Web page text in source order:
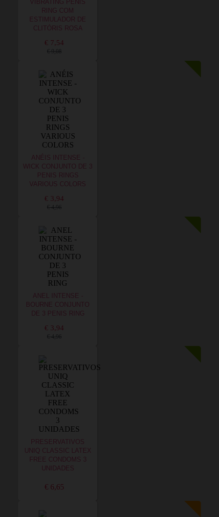
VIBRATING PENIS
RING COM
ESTIMULADOR DE
CLITÓRIS ROSA
€ 7,54
€ 9,08
ANÉIS INTENSE -
WICK CONJUNTO DE 3
PENIS RINGS
VARIOUS COLORS
€ 3,94
€ 4,96
ANEL INTENSE -
BOURNE CONJUNTO
DE 3 PENIS RING
€ 3,94
€ 4,96
PRESERVATIVOS
UNIQ CLASSIC LATEX
FREE CONDOMS 3
UNIDADES
€ 6,65